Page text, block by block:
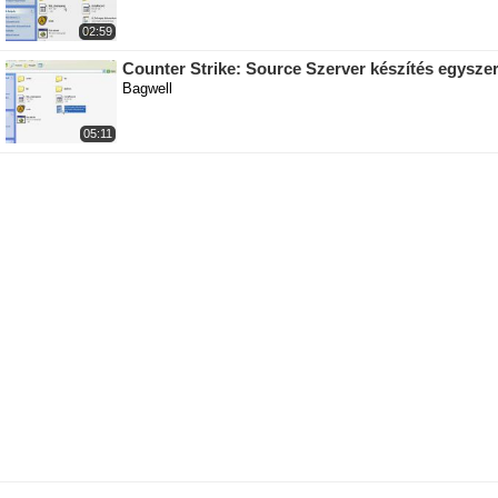
02:59
05:11
Counter Strike: Source Szerver készítés
Bagwell